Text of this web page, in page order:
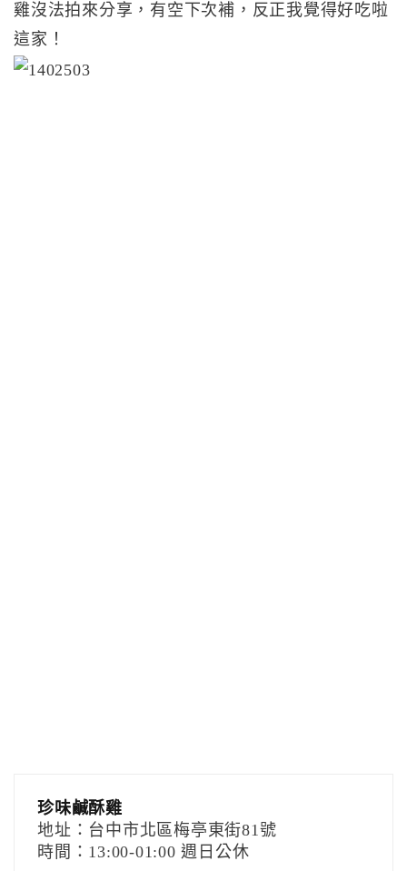
雞沒法拍來分享，有空下次補，反正我覺得好吃啦
這家！
珍味鹹酥雞
地址：台中市北區梅亭東街81號
時間：13:00-01:00 週日公休